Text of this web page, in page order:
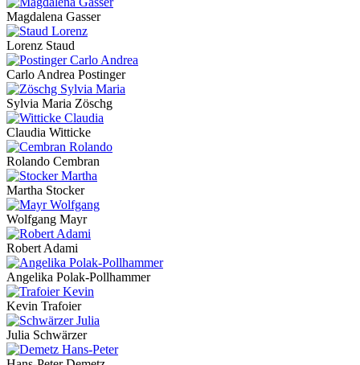
Magdalena Gasser
Lorenz Staud
Carlo Andrea Postinger
Sylvia Maria Zöschg
Claudia Witticke
Rolando Cembran
Martha Stocker
Wolfgang Mayr
Robert Adami
Angelika Polak-Pollhammer
Kevin Trafoier
Julia Schwärzer